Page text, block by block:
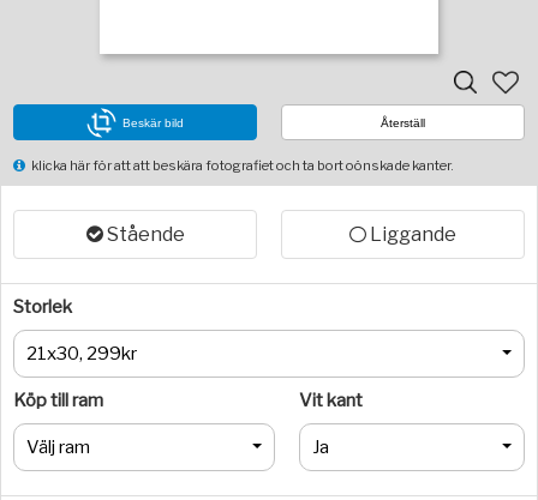
Beskär bild Återställ
klicka här för att att beskära fotografiet och ta bort oönskade kanter.
Stående Liggande
Storlek
21x30, 299kr
Köp till ram
Välj ram
Vit kant
Ja